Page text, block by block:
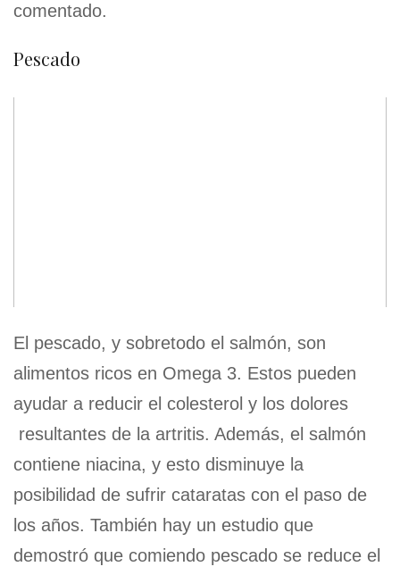
comentado.
Pescado
El pescado, y sobretodo el salmón, son
alimentos ricos en Omega 3. Estos pueden
ayudar a reducir el colesterol y los dolores
resultantes de la artritis. Además, el salmón
contiene niacina, y esto disminuye la
posibilidad de sufrir cataratas con el paso de
los años. También hay un estudio que
demostró que comiendo pescado se reduce el